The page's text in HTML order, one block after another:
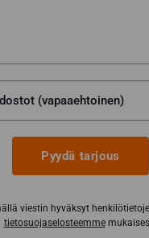
Pyydä tarjous
viestin hyväksyt
tietosuojaselosteemme